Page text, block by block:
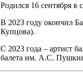
Родился 16 сентября в
В 2023 году окончил
Купцова).
С 2023 года – артист
балета им. А.С.